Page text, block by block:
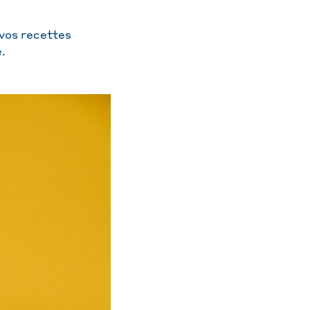
recettes